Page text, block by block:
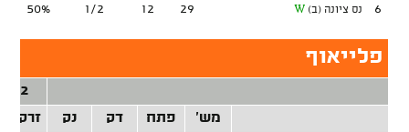
6 נס ציונה (ב) W
29
12
1/2
50%
פלייאוף
2 נק'
מש'
פתח דק נק זרק/